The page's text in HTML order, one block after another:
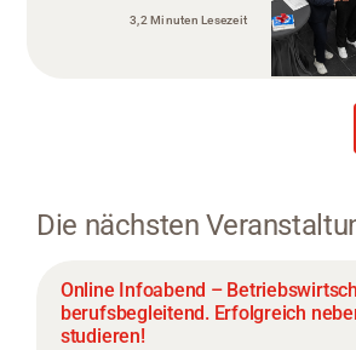
3,2 Minuten Lesezeit
Die nächsten
Online Infoabend –
berufsbegleitend. Erfolgreich
studieren!